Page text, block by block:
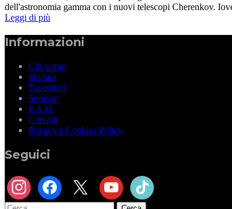
dell'astronomia gamma con i nuovi telescopi Cherenkov.
Leggi di più
Informazioni
Chi siamo
Stampa
Espositori
Sponsor
F.A.Q.
Contatti
Privacy e Cookies Policy
Seguici
instagramfacebook youtube tiktok
Ricerca